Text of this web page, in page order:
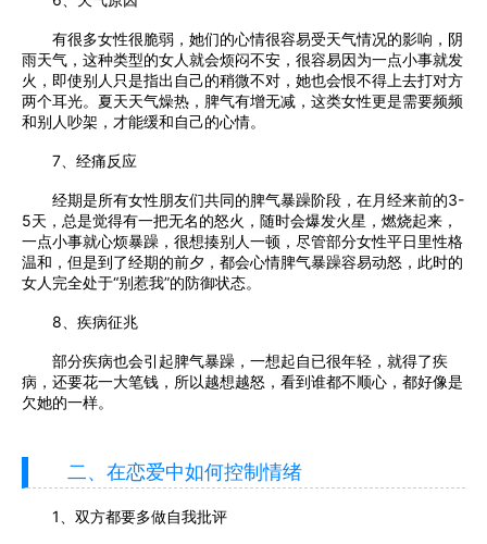
有很多女性很脆弱，她们的心情很容易受天气情况的影响，阴
雨天气，这种类型的女人就会烦闷不安，很容易因为一点小事就发
火，即使别人只是指出自己的稍微不对，她也会恨不得上去打对方
两个耳光。夏天天气燥热，脾气有增无减，这类女性更是需要频频
和别人吵架，才能缓和自己的心情。
7、经痛反应
经期是所有女性朋友们共同的脾气暴躁阶段，在月经来前的3-
5天，总是觉得有一把无名的怒火，随时会爆发火星，燃烧起来，
一点小事就心烦暴躁，很想揍别人一顿，尽管部分女性平日里性格
温和，但是到了经期的前夕，都会心情脾气暴躁容易动怒，此时的
女人完全处于“别惹我”的防御状态。
8、疾病征兆
部分疾病也会引起脾气暴躁，一想起自已很年轻，就得了疾
病，还要花一大笔钱，所以越想越怒，看到谁都不顺心，都好像是
欠她的一样。
二、在恋爱中如何控制情绪
1、双方都要多做自我批评